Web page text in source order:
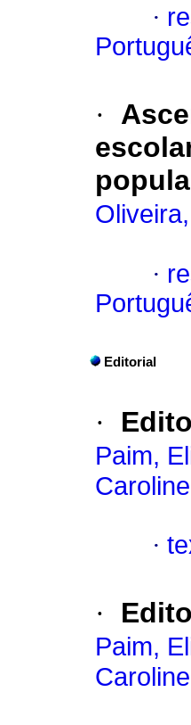
·
·
·
Editorial
·
Paim,
·
·
Paim,